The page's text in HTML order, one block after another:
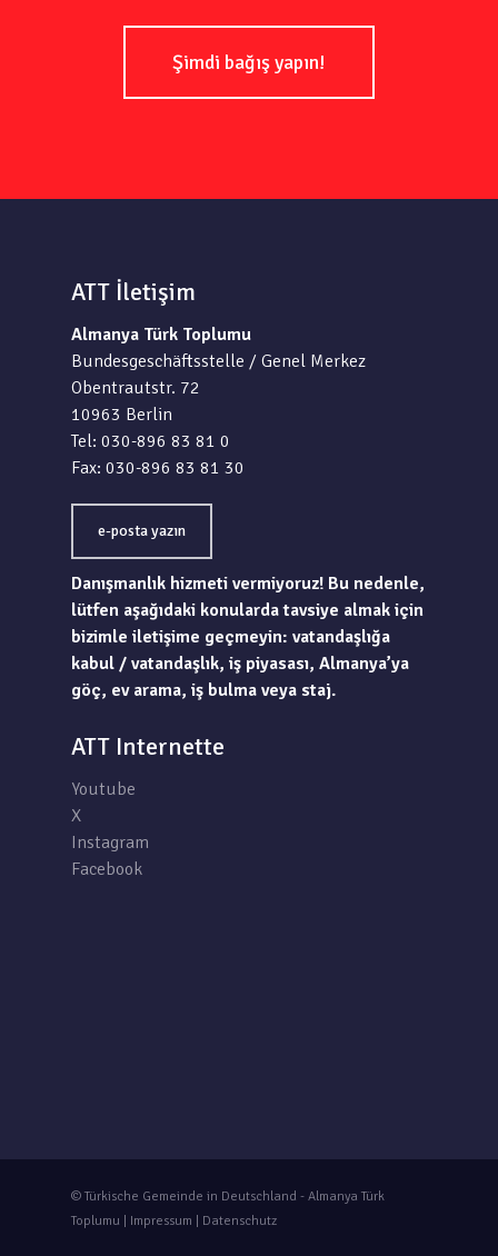
Şimdi bağış yapın!
ATT İletişim
Almanya Türk Toplumu
Bundesgeschäftsstelle / Genel Merkez
Obentrautstr. 72
10963 Berlin
Tel: 030-896 83 81 0
Fax: 030-896 83 81 30
e-posta yazın
Danışmanlık hizmeti vermiyoruz! Bu nedenle,
lütfen aşağıdaki konularda tavsiye almak için
bizimle iletişime geçmeyin: vatandaşlığa
kabul / vatandaşlık, iş piyasası, Almanya’ya
göç, ev arama, iş bulma veya staj.
ATT Internette
Youtube
X
Instagram
Facebook
© Türkische Gemeinde in Deutschland - Almanya Türk
Toplumu | Impressum Datenschutz